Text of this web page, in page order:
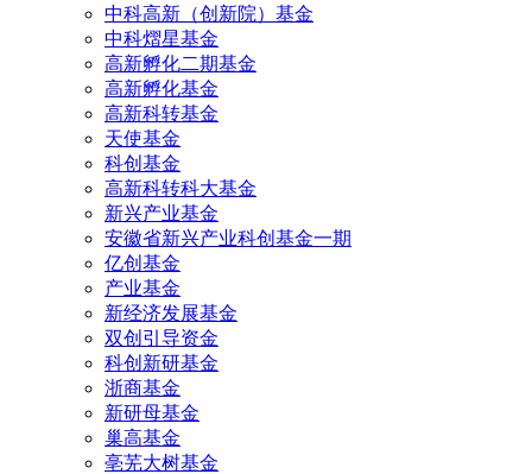
中科高新（创新院）基金
中科熠星基金
高新孵化二期基金
高新孵化基金
高新科转基金
天使基金
科创基金
高新科转科大基金
新兴产业基金
安徽省新兴产业科创基金一期
亿创基金
产业基金
新经济发展基金
双创引导资金
科创新研基金
浙商基金
新研母基金
巢高基金
亳芜大树基金